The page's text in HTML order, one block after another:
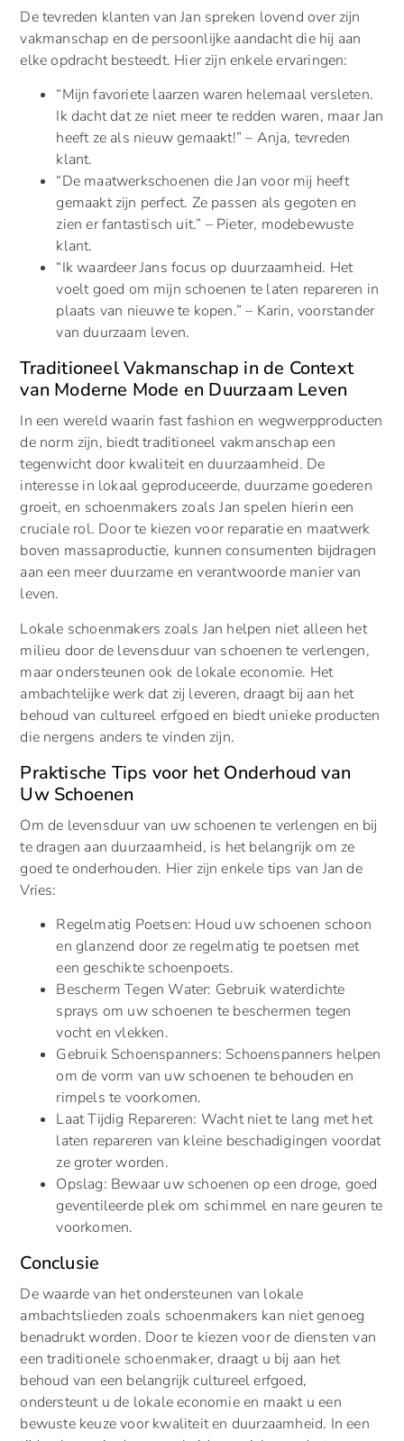
De tevreden klanten van Jan spreken lovend over zijn
vakmanschap en de persoonlijke aandacht die hij aan
elke opdracht besteedt. Hier zijn enkele ervaringen:
“Mijn favoriete laarzen waren helemaal versleten.
Ik dacht dat ze niet meer te redden waren, maar Jan
heeft ze als nieuw gemaakt!” – Anja, tevreden
klant.
“De maatwerkschoenen die Jan voor mij heeft
gemaakt zijn perfect. Ze passen als gegoten en
zien er fantastisch uit.” – Pieter, modebewuste
klant.
“Ik waardeer Jans focus op duurzaamheid. Het
voelt goed om mijn schoenen te laten repareren in
plaats van nieuwe te kopen.” – Karin, voorstander
van duurzaam leven.
Traditioneel Vakmanschap in de Context
van Moderne Mode en Duurzaam Leven
In een wereld waarin fast fashion en wegwerpproducten
de norm zijn, biedt traditioneel vakmanschap een
tegenwicht door kwaliteit en duurzaamheid. De
interesse in lokaal geproduceerde, duurzame goederen
groeit, en schoenmakers zoals Jan spelen hierin een
cruciale rol. Door te kiezen voor reparatie en maatwerk
boven massaproductie, kunnen consumenten bijdragen
aan een meer duurzame en verantwoorde manier van
leven.
Lokale schoenmakers zoals Jan helpen niet alleen het
milieu door de levensduur van schoenen te verlengen,
maar ondersteunen ook de lokale economie. Het
ambachtelijke werk dat zij leveren, draagt bij aan het
behoud van cultureel erfgoed en biedt unieke producten
die nergens anders te vinden zijn.
Praktische Tips voor het Onderhoud van
Uw Schoenen
Om de levensduur van uw schoenen te verlengen en bij
te dragen aan duurzaamheid, is het belangrijk om ze
goed te onderhouden. Hier zijn enkele tips van Jan de
Vries:
Regelmatig Poetsen: Houd uw schoenen schoon
en glanzend door ze regelmatig te poetsen met
een geschikte schoenpoets.
Bescherm Tegen Water: Gebruik waterdichte
sprays om uw schoenen te beschermen tegen
vocht en vlekken.
Gebruik Schoenspanners: Schoenspanners helpen
om de vorm van uw schoenen te behouden en
rimpels te voorkomen.
Laat Tijdig Repareren: Wacht niet te lang met het
laten repareren van kleine beschadigingen voordat
ze groter worden.
Opslag: Bewaar uw schoenen op een droge, goed
geventileerde plek om schimmel en nare geuren te
voorkomen.
Conclusie
De waarde van het ondersteunen van lokale
ambachtslieden zoals schoenmakers kan niet genoeg
benadrukt worden. Door te kiezen voor de diensten van
een traditionele schoenmaker, draagt u bij aan het
behoud van een belangrijk cultureel erfgoed,
ondersteunt u de lokale economie en maakt u een
bewuste keuze voor kwaliteit en duurzaamheid. In een